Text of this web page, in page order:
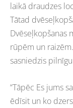
laikā draudzes
Tātad
Dvēseļkopšanas
rūpēm un
sasniedzis
“Tāpēc Es jums
ēdīsit un ko